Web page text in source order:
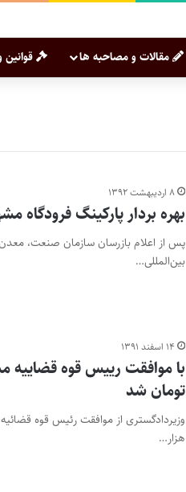
مقالات و مصاحبه ها
۸ اردیبهشت ۱۳۹۲
بهره بردار پارکینگ فرودگاه مشهد به علت
پس از اعلام بازرسان سازمان صنعت،
بین‌المللی…
۱۴ اسفند ۱۳۹۱
تومان شد
هزار…